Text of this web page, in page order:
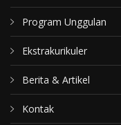
Program Unggulan
Ekstrakurikuler
Berita & Artikel
Kontak